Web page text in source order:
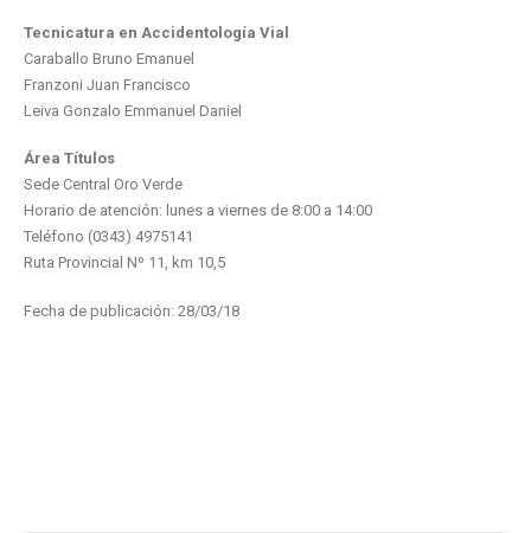
Tecnicatura en Accidentología Vial
Caraballo Bruno Emanuel
Franzoni Juan Francisco
Leiva Gonzalo Emmanuel Daniel
Área Títulos
Sede Central Oro Verde
Horario de atención: lunes a viernes de 8:00 a 14:00
Teléfono (0343) 4975141
Ruta Provincial Nº 11, km 10,5
Fecha de publicación: 28/03/18